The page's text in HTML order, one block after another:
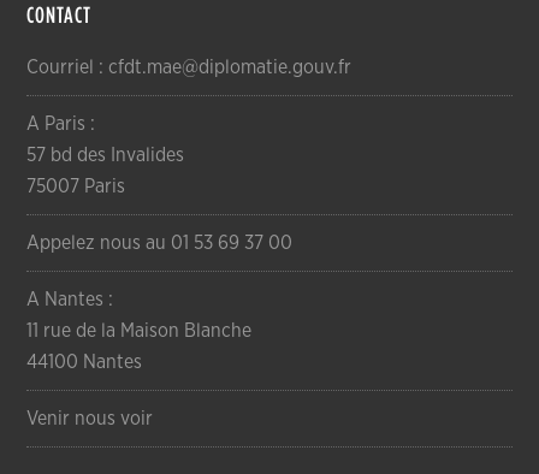
CONTACT
Courriel : cfdt.mae@diplomatie.gouv.fr
A Paris :
57 bd des Invalides
75007 Paris
Appelez nous au 01 53 69 37 00
A Nantes :
11 rue de la Maison Blanche
44100 Nantes
Venir nous voir